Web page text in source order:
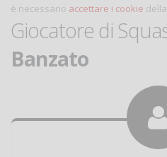
è necessario accettare i cookie
Giocatore di
Banzato